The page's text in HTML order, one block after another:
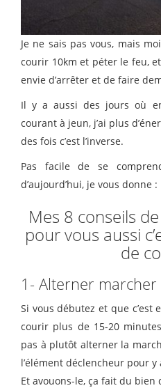
Je ne sais pas vous, mais
courir 10km et péter le feu,
envie d’arrêter et de faire
Il y a aussi des jours où
courant à jeun, j’ai plus
des fois c’est l’inverse.
Pas facile de se
d’aujourd’hui, je vous donne :
Mes 8 conseils
pour vous aussi
de
1- Alterner
Si vous débutez et que c’est
courir plus de 15-20
pas à plutôt alterner la
l’élément déclencheur pour
Et avouons-le, ça fait du bien